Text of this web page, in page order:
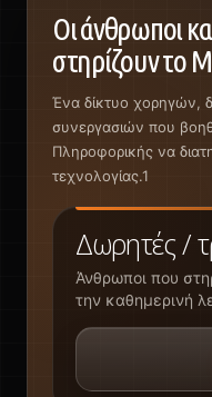
Οι άνθρωποι
στηρίζουν το
Ένα δίκτυο χορηγών,
συνεργασιών που
Πληροφορικής να
τεχνολογίας.1
Δωρητές /
Άνθρωποι που
την καθημερινή